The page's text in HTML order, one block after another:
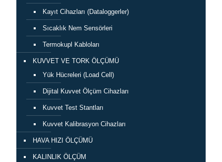
Kayıt Cihazları (Dataloggerler)
Sıcaklık Nem Sensörleri
Termokupl Kabloları
KUVVET VE TORK ÖLÇÜMÜ
Yük Hücreleri (Load Cell)
Dijital Kuvvet Ölçüm Cihazları
Kuvvet Test Stantları
Kuvvet Kalibrasyon Cihazları
HAVA HIZI ÖLÇÜMÜ
KALINLIK ÖLÇÜM